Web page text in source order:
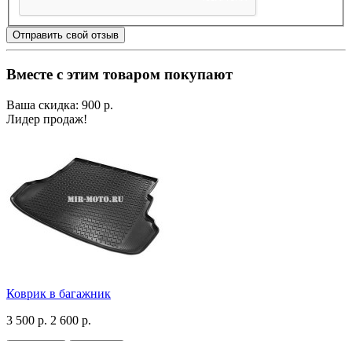
Отправить свой отзыв
Вместе с этим товаром покупают
Ваша скидка: 900 р.
Лидер продаж!
Коврик в багажник
3 500 р. 2 600 р.